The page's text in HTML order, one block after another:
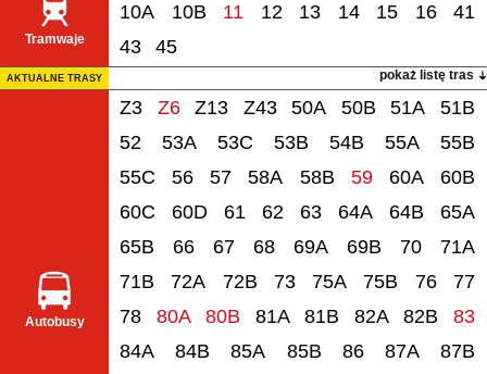
Tramwaje
10A
10B 11 12 13 14 15 16
41
43
45
pokaż listę tras
AKTUALNE TRASY
Autobusy
Z3 Z6 Z13 Z43 50A 50B 51A
51B
52
53A 53C 53B 54B 55A
55B
55C
56 57 58A 58B 59 60A
60B
60C
60D 61 62 63 64A 64B
65A
65B
66 67 68 69A 69B 70
71A
71B
72A 72B 73 75A 75B 76
77
78
80A 80B 81A 81B 82A 82B
83
84A
84B 85A 85B 86 87A
87B